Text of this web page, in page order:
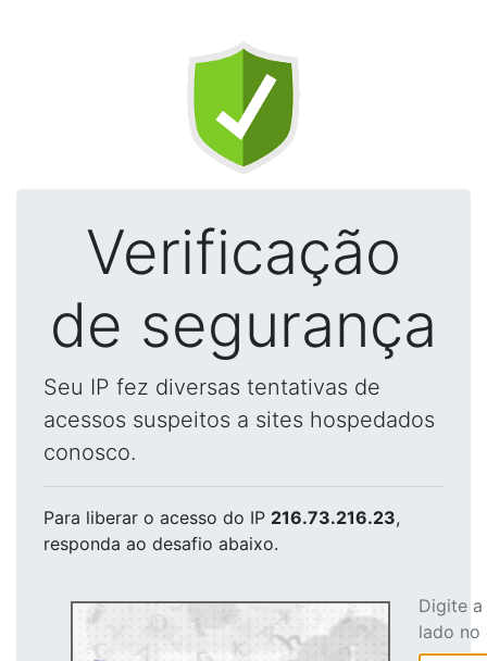
Verificação
de segurança
Seu IP fez diversas tentativas de
acessos suspeitos a sites hospedados
conosco.
Para liberar o acesso do IP 216.73.216.23,
responda ao desafio abaixo.
Digite
lado no